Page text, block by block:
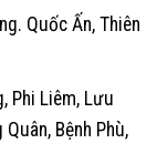
Quốc Ấn, Thiên
Phi Liêm, Lưu
Bệnh Phù,